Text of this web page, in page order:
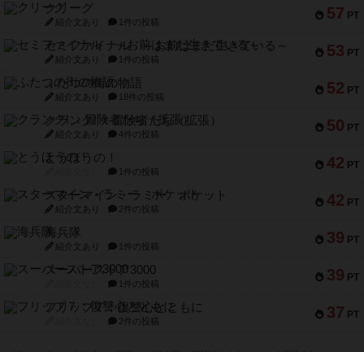
57 PT
クリーグ
紹介文あり 1件の投稿
53 PT
セミファイナル ～お前はまだ生きている～
紹介文あり 1件の投稿
52 PT
ふたつの街の物語
紹介文あり 18件の投稿
50 PT
クランク! ：冒険者たち（拡張）
紹介文あり 4件の投稿
42 PT
とうほうの！
1件の投稿
42 PT
スターマイン・ラミー ポケット
紹介文あり 2件の投稿
39 PT
海兵隊
紹介文あり 1件の投稿
39 PT
スーパーストア3000
1件の投稿
37 PT
フリップ７：復讐心とともに
2件の投稿